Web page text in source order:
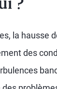
?
la hausse
des